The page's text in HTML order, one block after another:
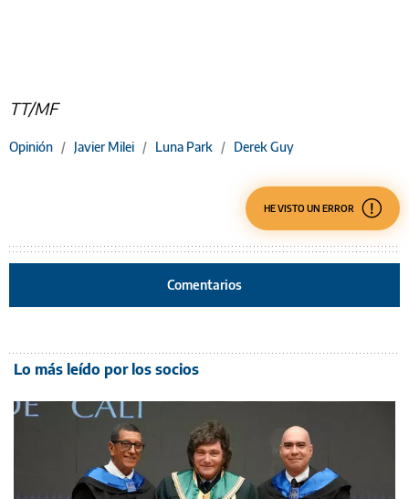
TT/MF
Opinión / Javier Milei / Luna Park / Derek Guy
HE VISTO UN ERROR
Comentarios
Lo más leído por los socios